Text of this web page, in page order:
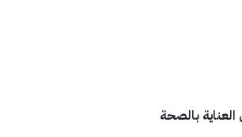
بالصحة